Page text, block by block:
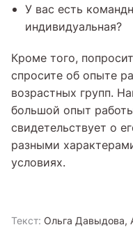
У вас есть
индивидуальная?
Кроме того,
спросите об опыте
возрастных групп.
большой опыт
свидетельствует о
разными
условиях.
Текст: Ольга Давыдова,